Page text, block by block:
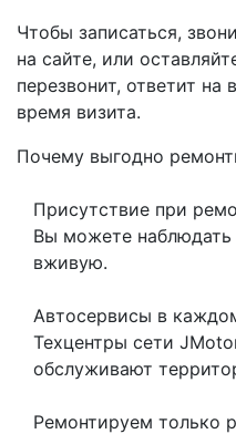
Чтобы записаться,
на сайте, или
перезвонит, ответит на
время визита.
Почему выгодно
Присутствие при
Вы можете
вживую.
Автосервисы в
Техцентры сети
обслуживают
Ремонтируем только